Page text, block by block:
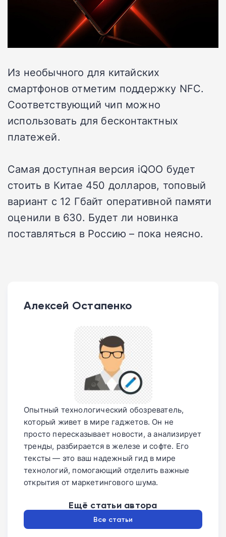
Из необычного для китайских
смартфонов отметим поддержку NFC.
Соответствующий чип можно
использовать для бесконтактных
платежей.
Самая доступная версия iQOO будет
стоить в Китае 450 долларов, топовый
вариант с 12 Гбайт оперативной памяти
оценили в 630. Будет ли новинка
поставляться в Россию – пока неясно.
Алексей Остапенко
Опытный технологический обозреватель,
который живет в мире гаджетов. Он не
просто пересказывает новости, а анализирует
тренды, разбирается в железе и софте. Его
тексты — это ваш надежный гид в мире
технологий, помогающий отделить важные
открытия от маркетингового шума.
Ещё статьи автора
Все статьи